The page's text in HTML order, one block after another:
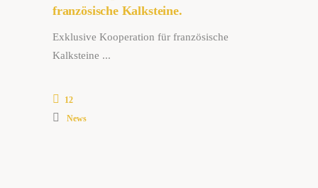
französische Kalksteine.
Exklusive Kooperation für französische
Kalksteine
12
News